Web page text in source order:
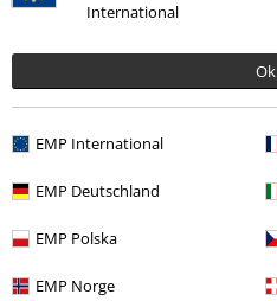
International
Ok
EMP International
EMP Deutschland
EMP Polska
EMP Norge